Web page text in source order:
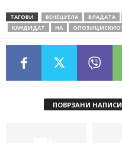
ТАГОВИ ВЕНЕЦУЕЛА ВЛАДАТА
КАНДИДАТ
НА
ПОВРЗАНИ НАПИСИ